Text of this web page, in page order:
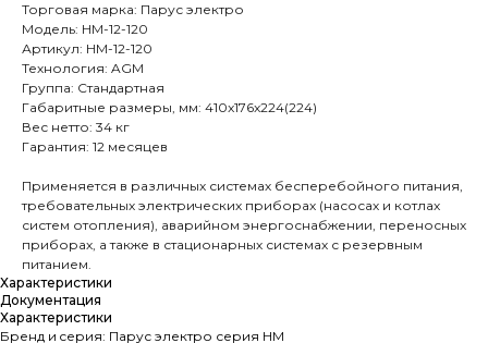
Торговая марка: Парус электро
Модель: HM-12-120
Артикул: HM-12-120
Технология: AGM
Группа: Стандартная
Габаритные размеры, мм: 410x176x224(224)
Вес нетто: 34 кг
Гарантия: 12 месяцев
Применяется в различных системах бесперебойного питания,
требовательных электрических приборах (насосах и котлах
систем отопления), аварийном энергоснабжении, переносных
приборах, а также в стационарных системах с резервным
питанием.
Характеристики
Документация
Характеристики
Бренд и cерия: Парус электро серия HM